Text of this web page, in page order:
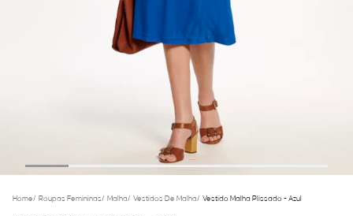
Home/ Roupas Femininas/ Malha/ Vestidos De Malha/ Vestido Malha Plissado - Azul